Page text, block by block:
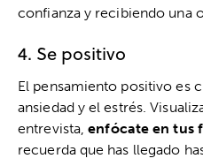
confianza y recibiendo una
4. Se positivo
El pensamiento positivo es
ansiedad y el estrés.
entrevista,enfócate en tus
recuerda que has llegado